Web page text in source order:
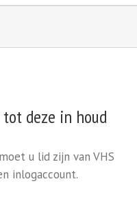
deze in houd
u lid zijn van VHS
inlogaccount.